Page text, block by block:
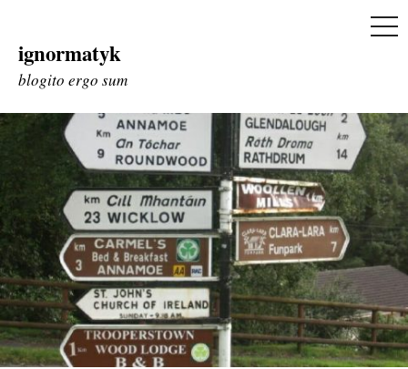
Skip
to
ignormatyk
blogito ergo sum